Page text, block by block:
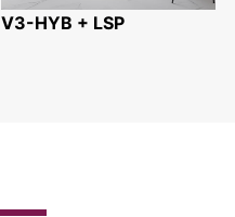
V3-HYB + LSP